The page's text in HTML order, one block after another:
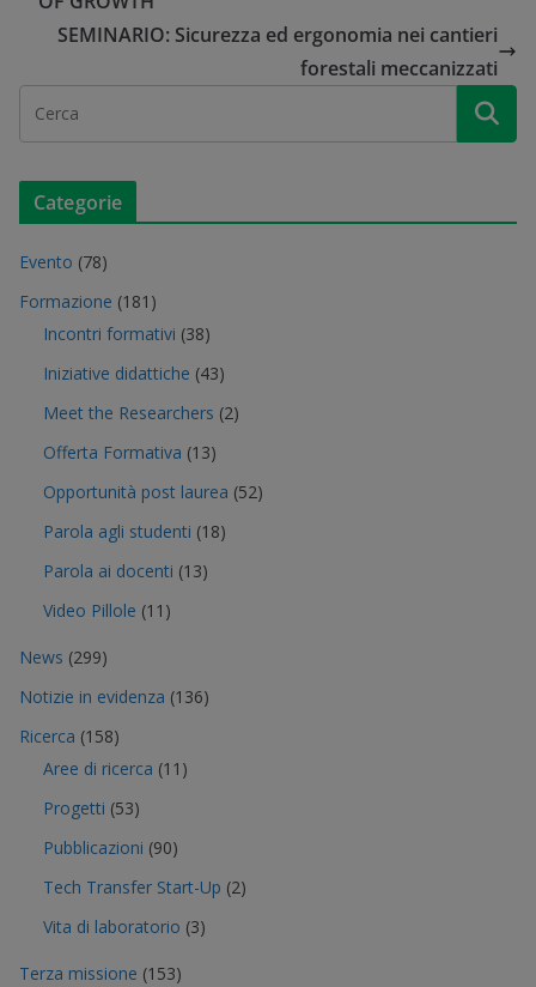
SEMINARIO: Sicurezza ed ergonomia nei cantieri
forestali meccanizzati
Categorie
Evento (78)
Formazione (181)
Incontri formativi (38)
Iniziative didattiche (43)
Meet the Researchers (2)
Offerta Formativa (13)
Opportunità post laurea (52)
Parola agli studenti (18)
Parola ai docenti (13)
Video Pillole (11)
News (299)
Notizie in evidenza (136)
Ricerca (158)
Aree di ricerca (11)
Progetti (53)
Pubblicazioni (90)
Tech Transfer Start-Up (2)
Vita di laboratorio (3)
Terza missione (153)